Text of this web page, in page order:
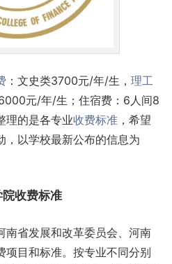
：文史类3700元/年/生， 理工
元/年/生；住宿费：6人间8
理的是各专业收费标准，希望
，以学校最新公布的信息为
收费标准
南省发展和改革委员会、河南
项目和标准。按专业不同分别